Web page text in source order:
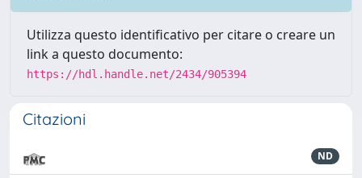
Utilizza questo identificativo per citare o creare un
link a questo documento:
https://hdl.handle.net/2434/905394
Citazioni
ND